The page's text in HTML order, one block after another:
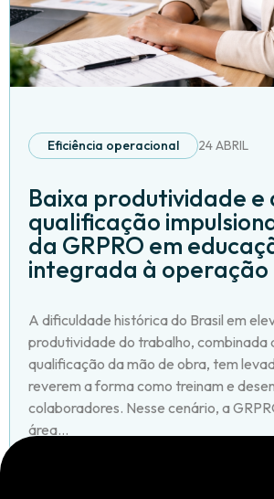
Eficiência operacional 24 ABRIL
Baixa produtividade e
qualificação
da GRPRO em
integrada à operação
A dificuldade histórica do Brasil em
produtividade do trabalho, combinada
qualificação da mão de obra, tem
reverem a forma como treinam e
colaboradores. Nesse cenário, a
área...